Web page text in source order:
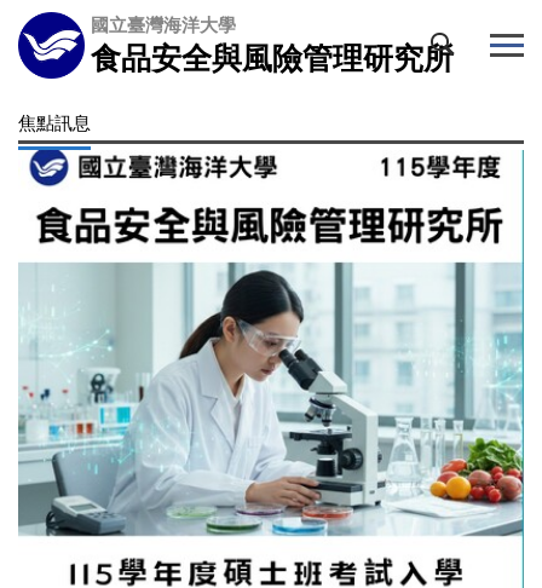
跳
到
主
內
容
國立臺灣海洋大學
食品安全與風險管理研究所
焦點訊息